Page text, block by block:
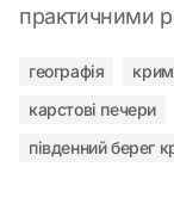
практичними
географія
карстові печери
південний берег